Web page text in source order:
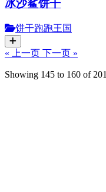
冰沙鲨饼干
饼干跑跑王国
« 上一页 下一页 »
Showing 145 to 160 of 201